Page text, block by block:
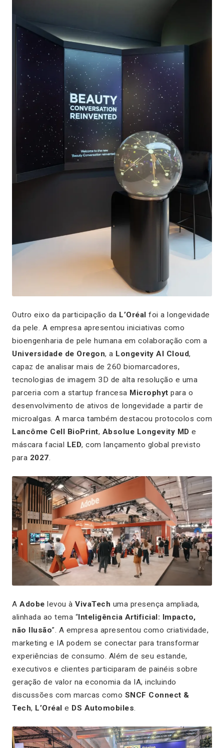
Outro eixo da participação da L’Oréal foi a longevidade
da pele. A empresa apresentou iniciativas como
bioengenharia de pele humana em colaboração com a
Universidade de Oregon, a Longevity AI Cloud,
capaz de analisar mais de 260 biomarcadores,
tecnologias de imagem 3D de alta resolução e uma
parceria com a startup francesa Microphyt para o
desenvolvimento de ativos de longevidade a partir de
microalgas. A marca também destacou protocolos com
Lancôme Cell BioPrint, Absolue Longevity MD e
máscara facial LED, com lançamento global previsto
para 2027.
A Adobe levou à VivaTech uma presença ampliada,
alinhada ao tema “Inteligência Artificial: Impacto,
não Ilusão”. A empresa apresentou como criatividade,
marketing e IA podem se conectar para transformar
experiências de consumo. Além de seu estande,
executivos e clientes participaram de painéis sobre
geração de valor na economia da IA, incluindo
discussões com marcas como SNCF Connect &
Tech, L’Oréal e DS Automobiles.